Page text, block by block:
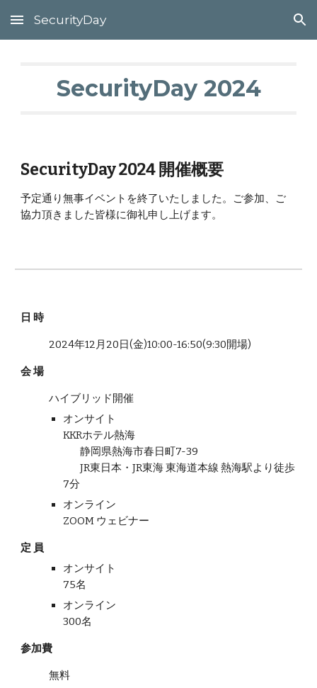
Skip to main content Skip to navigation
SecurityDay
SecurityDay 2024
SecurityDay 2024 開催概要
予定通り無事イベントを終了いたしました。ご参加、ご
協力頂きました皆様に御礼申し上げます。
日 時
2024年12月20日(金)10:00-16:50(9:30開場)
会 場
ハイブリッド開催
オンサイト
KKRホテル熱海
静岡県熱海市春日町7-39
JR東日本・JR東海 東海道本線 熱海駅より徒歩
7分
オンライン
ZOOM ウェビナー
定 員
オンサイト
75名
オンライン
300名
参加費
無料